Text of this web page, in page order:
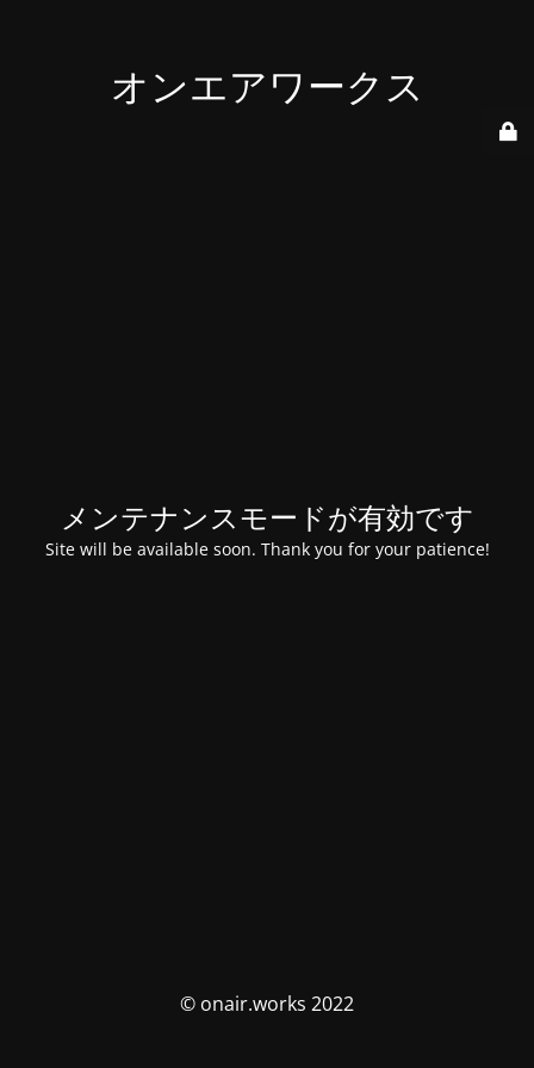
オンエアワークス
メンテナンスモードが有効です
Site will be available soon. Thank you for your patience!
© onair.works 2022